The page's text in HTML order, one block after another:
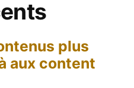
plus
aux content